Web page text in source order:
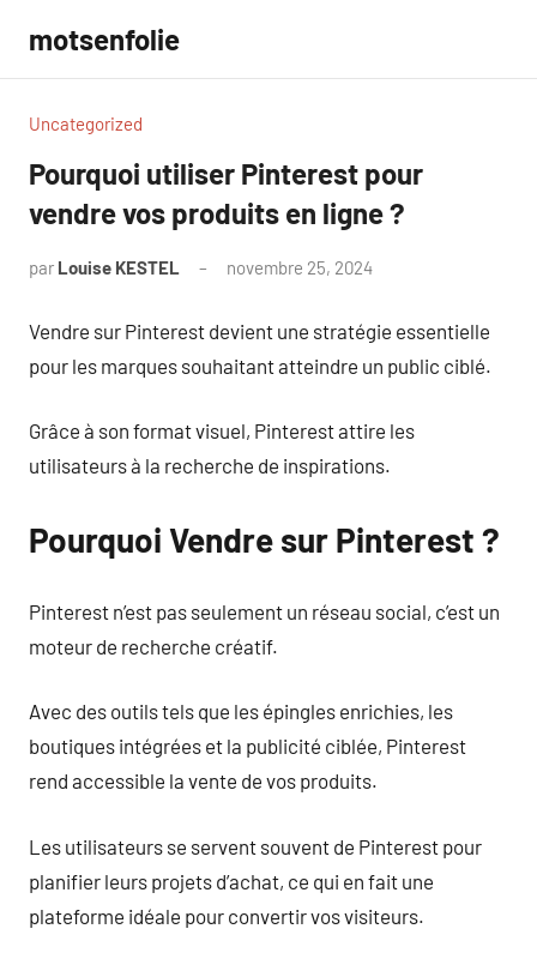
contenu
motsenfolie
Uncategorized
Pourquoi utiliser Pinterest pour
vendre vos produits en ligne ?
par Louise KESTEL novembre 25, 2024
Vendre sur Pinterest devient une stratégie essentielle
pour les marques souhaitant atteindre un public ciblé.
Grâce à son format visuel, Pinterest attire les
utilisateurs à la recherche de inspirations.
Pourquoi Vendre sur Pinterest ?
Pinterest n’est pas seulement un réseau social, c’est un
moteur de recherche créatif.
Avec des outils tels que les épingles enrichies, les
boutiques intégrées et la publicité ciblée, Pinterest
rend accessible la vente de vos produits.
Les utilisateurs se servent souvent de Pinterest pour
planifier leurs projets d’achat, ce qui en fait une
plateforme idéale pour convertir vos visiteurs.